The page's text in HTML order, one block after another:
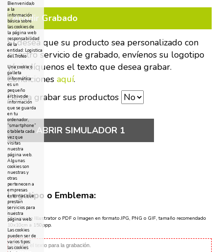
Añadir Grabado
Si desea que su producto sea personalizado con
nuestro servicio de grabado, envíenos su logotipo
y/o indíquenos el texto que desea grabar.
Condiciones aquí.
Desea grabar sus productos
ABRIR SIMULADOR 1
Logotipo o Emblema:
Documento Illustrator o PDF o Imagen en formato JPG, PNG o GIF, tamaño recomendado
10x10cm a 150ppp.
Bienvenida/o
a la
información
básica sobre
las cookies de
la página web
responsabilidad
de la
entidad: Logistica
del Trofeo
Una cookie o
galleta
informática
es un
pequeño
archivo de
información
que se guarda
en tu
ordenador,
“smartphone”
o tableta cada
vez que
visitas
nuestra
página web.
Algunas
cookies son
nuestras y
otras
pertenecen a
empresas
externas que
prestan
servicios para
nuestra
página web.
Las cookies
pueden ser de
varios tipos:
las cookies